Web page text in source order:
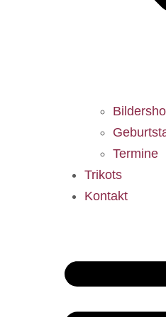
Termine
Trikots
Kontakt